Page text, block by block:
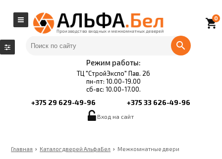
Режим работы:
ТЦ "СтройЭкспо" Пав. 26
пн-пт: 10.00-19.00
сб-вс: 10.00-17.00.
+375 29 629-49-96 +375 33 626-49-96
local_grocery_store
0
Вход на сайт
Главная Каталог дверей АльфаБел Межкомнатные двери